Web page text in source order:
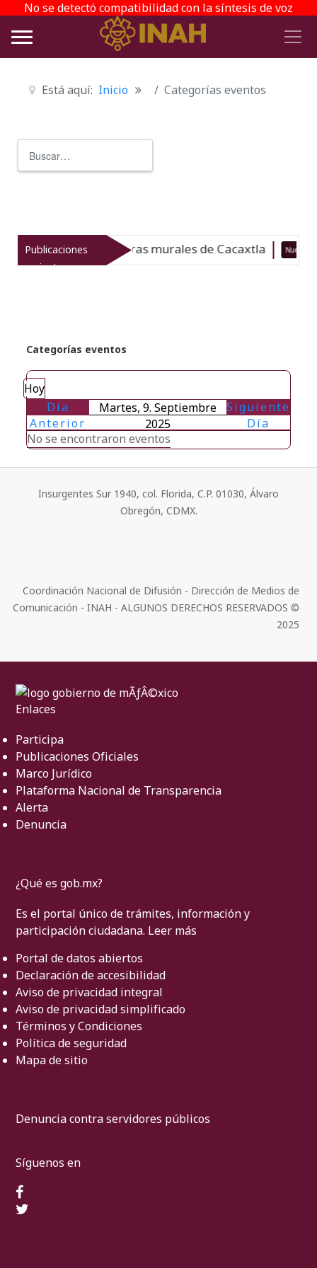
No se detectó compatibilidad con la síntesis de voz
Está aquí: Inicio Categorías eventos
Publicaciones
recientes
y monitorea las pinturas murales de Cacaxtla Nuevo
Categorías eventos
Hoy
Día
Anterior
Martes, 9. Septiembre
2025
Siguiente
Día
No se encontraron eventos
Insurgentes Sur 1940, col. Florida, C.P. 01030, Álvaro
Obregón, CDMX.
Coordinación Nacional de Difusión - Dirección de Medios de
Comunicación - INAH - ALGUNOS DERECHOS RESERVADOS ©
2025
Enlaces
Participa
Publicaciones Oficiales
Marco Jurídico
Plataforma Nacional de Transparencia
Alerta
Denuncia
¿Qué es gob.mx?
Es el portal único de trámites, información y
participación ciudadana. Leer más
Portal de datos abiertos
Declaración de accesibilidad
Aviso de privacidad integral
Aviso de privacidad simplificado
Términos y Condiciones
Política de seguridad
Mapa de sitio
Denuncia contra servidores públicos
Síguenos en